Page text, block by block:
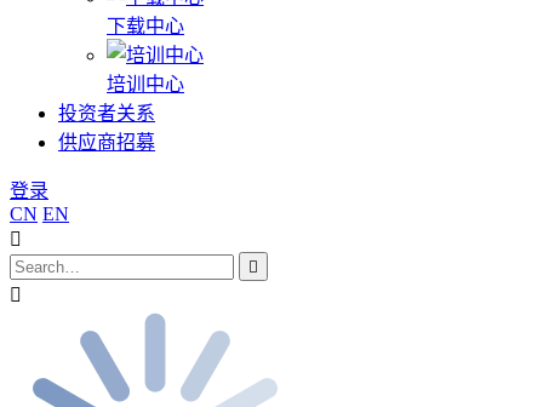
下载中心
培训中心
投资者关系
供应商招募
登录
CN EN